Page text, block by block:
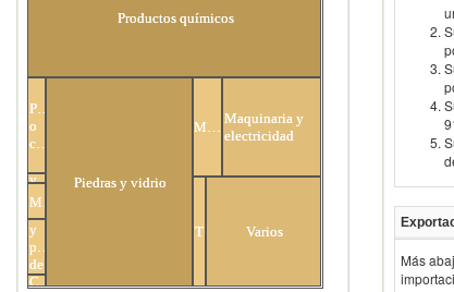
Productos químicos
Plástico
o
y
pieles
Textiles
y
prendas
de
vestir
Calzado
Piedras y vidrio
Metales
Maquinaria y
electricidad
Transporte Varios
Más